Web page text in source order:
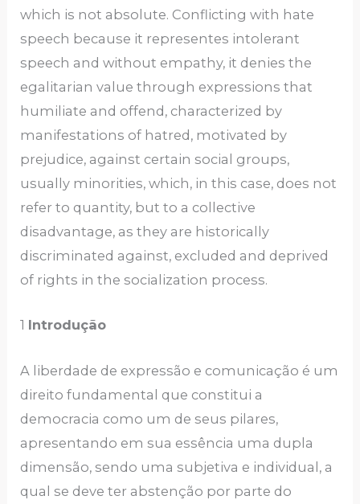
which is not absolute. Conflicting with hate
speech because it representes intolerant
speech and without empathy, it denies the
egalitarian value through expressions that
humiliate and offend, characterized by
manifestations of hatred, motivated by
prejudice, against certain social groups,
usually minorities, which, in this case, does not
refer to quantity, but to a collective
disadvantage, as they are historically
discriminated against, excluded and deprived
of rights in the socialization process.
1 Introdução
A liberdade de expressão e comunicação é um
direito fundamental que constitui a
democracia como um de seus pilares,
apresentando em sua essência uma dupla
dimensão, sendo uma subjetiva e individual, a
qual se deve ter abstenção por parte do